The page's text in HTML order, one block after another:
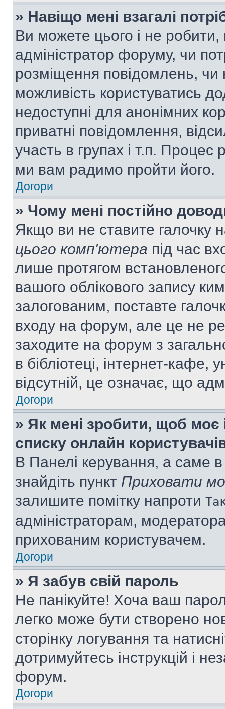
» Навіщо мені взагалі
Ви можете цього і не робити,
адміністратор форуму, чи
розміщення повідомлень, чи
можливість користуватись
недоступні для анонімних
приватні повідомлення,
участь в групах і т.п. Процес
ми вам радимо пройти його.
Догори
» Чому мені постійно
Якщо ви не ставите галочку
цього комп'ютера під час
лише протягом
вашого облікового запису
залогованим, поставте
входу на форум, але це не
заходите на форум з
в бібліотеці, інтернет-кафе,
відсутній, це означає, що
Догори
» Як мені зробити, щоб моє
списку онлайн
В Панелі керування, а саме
знайдіть пункт Приховати
залишите помітку напроти
адміністраторам,
прихованим користувачем.
Догори
» Я забув свій пароль
Не панікуйте! Хоча ваш
легко може бути створено
сторінку логування та
дотримуйтесь інструкцій і
форум.
Догори